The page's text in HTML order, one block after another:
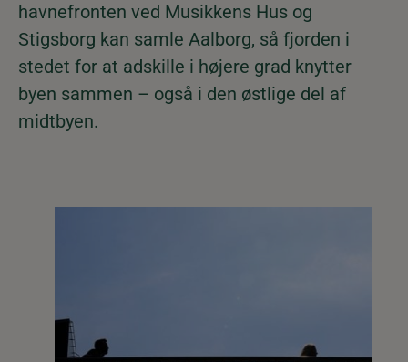
havnefronten ved Musikkens Hus og
Stigsborg kan samle Aalborg, så fjorden i
stedet for at adskille i højere grad knytter
byen sammen – også i den østlige del af
midtbyen.